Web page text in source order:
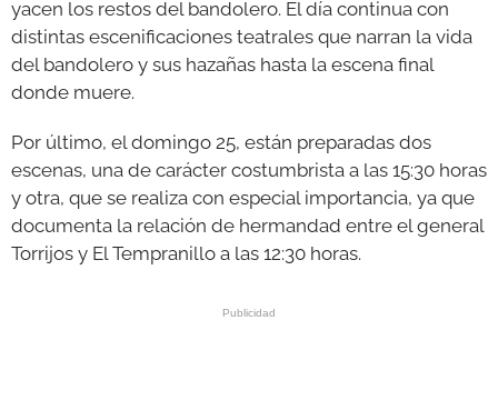
yacen los restos del bandolero. El día continua con
distintas escenificaciones teatrales que narran la vida
del bandolero y sus hazañas hasta la escena final
donde muere.
Por último, el domingo 25, están preparadas dos
escenas, una de carácter costumbrista a las 15:30 horas
y otra, que se realiza con especial importancia, ya que
documenta la relación de hermandad entre el general
Torrijos y El Tempranillo a las 12:30 horas.